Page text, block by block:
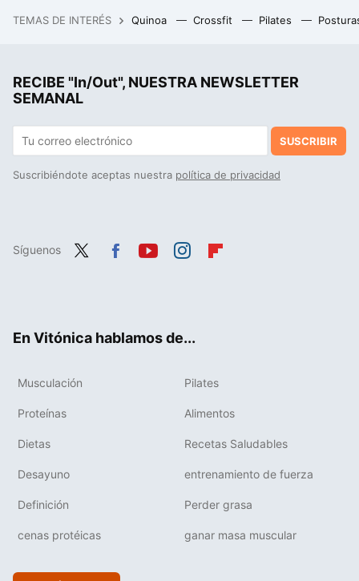
TEMAS DE INTERÉS Quinoa Crossfit Pilates
RECIBE "In/Out", NUESTRA NEWSLETTER
SEMANAL
SUSCRIBIR
Suscribiéndote aceptas nuestra política de privacidad
Síguenos
En Vitónica hablamos de...
Musculación Pilates
Proteínas Alimentos
Dietas Recetas Saludables
Desayuno entrenamiento de fuerza
Definición Perder grasa
cenas protéicas ganar masa muscular